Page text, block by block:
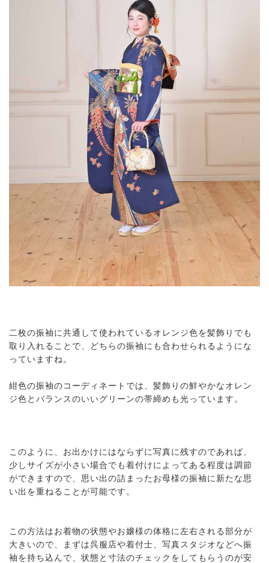
二枚の振袖に共通して使われているオレンジ色を髪飾りでも
取り入れることで、どちらの振袖にも合わせられるようにな
っていますね。
紺色の振袖のコーディネートでは、髪飾りの鮮やかなオレン
ジ色とバランスのいいグリーンの帯締めも光っています。
このように、お出かけにはならずに写真に残すのであれば、
少しサイズが小さい場合でも着付けによってある程度は調節
ができますので、思い出の詰まったお母様の振袖に新たな思
い出を重ねることが可能です。
この方法はお着物の状態やお嬢様の体格に左右される部分が
大きいので、まずは呉服店や着付士、写真スタジオなどへ振
袖を持ち込んで、状態と寸法のチェックをしてもらうのが安